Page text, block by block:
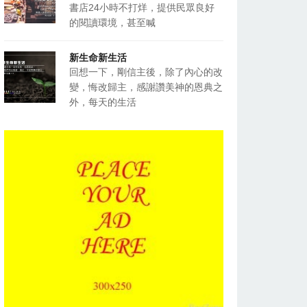
書店24小時不打烊，提供民眾良好
的閱讀環境，甚至喊
新生命新生活
回想一下，剛信主後，除了內心的改
變，悔改歸主，感謝讚美神的恩典之
外，每天的生活